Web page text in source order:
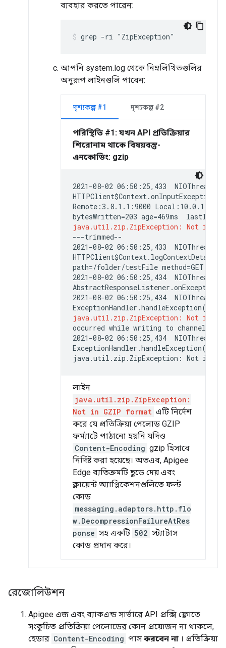
ব্যবহার করতে পারেন:
আপনি system.log থেকে নিম্নলিখিতগুলির
অনুরূপ লাইনগুলি পাবেন:
দৃশ্যকল্প #1 দৃশ্যকল্প #2
পরিস্থিতি #1: যখন API প্রতিক্রিয়ার
শিরোনাম থাকে বিষয়বস্তু-
এনকোডিং: gzip
2021-08-02 06:50:25,433  NIOThread@2
Remote:3.8.1.1:9000
java.util.zip.ZipException: Not in
---trimmed--
2021-08-02 06:50:25,433  NIOThread@2
path=/folder/testFile method=GET.
2021-08-02 06:50:25,434  NIOThread@2
2021-08-02 06:50:25,434  NIOThread@2
java.util.zip.ZipException: Not in
occurred while writing to channel null
2021-08-02 06:50:25,434  NIOThread@2
ExceptionHandler.handleException() :
লাইন
java.util.zip.ZipException:
Not in GZIP format এটি নির্দেশ
করে যে প্রতিক্রিয়া পেলোড GZIP
ফর্ম্যাটে পাঠানো হয়নি যদিও
Content-Encoding gzip হিসাবে
নির্দিষ্ট করা হয়েছে। অতএব, Apigee
Edge ব্যতিক্রমটি ছুড়ে দেয় এবং
ক্লায়েন্ট অ্যাপ্লিকেশনগুলিতে ফল্ট
কোড
messaging.adaptors.http.flo
w.DecompressionFailureAtRes
ponse সহ একটি 502 স্ট্যাটাস
কোড প্রদান করে।
রেজোলিউশন
Apigee এজ এবং ব্যাকএন্ড সার্ভারে API প্রক্সি ফ্লোতে
সংকুচিত প্রতিক্রিয়া পেলোডের কোন প্রয়োজন না থাকলে,
হেডার Content-Encoding পাস করবেন না । প্রতিক্রিয়া